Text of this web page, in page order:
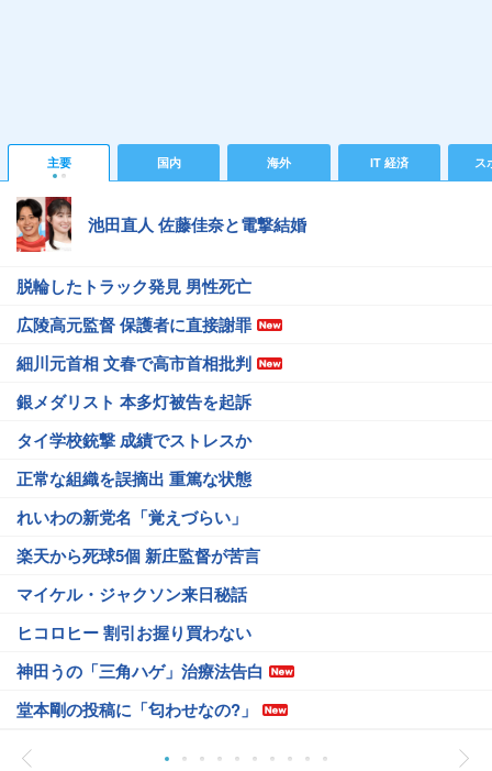
主要 国内 海外 IT 経済 ス
池田直人 佐藤佳奈と電撃結婚
脱輪したトラック発見 男性死亡
広陵高元監督 保護者に直接謝罪
細川元首相 文春で高市首相批判
銀メダリスト 本多灯被告を起訴
タイ学校銃撃 成績でストレスか
正常な組織を誤摘出 重篤な状態
れいわの新党名「覚えづらい」
楽天から死球5個 新庄監督が苦言
マイケル・ジャクソン来日秘話
ヒコロヒー 割引お握り買わない
神田うの「三角ハゲ」治療法告白
堂本剛の投稿に「匂わせなの?」